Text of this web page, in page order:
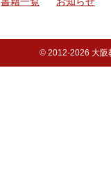
© 2012-2026 大阪